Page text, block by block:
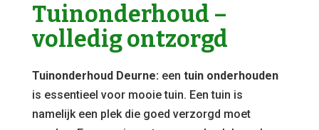
Tuinonderhoud –
volledig ontzorgd
Tuinonderhoud Deurne: een tuin onderhouden
is essentieel voor mooie tuin. Een tuin is
namelijk een plek die goed verzorgd moet